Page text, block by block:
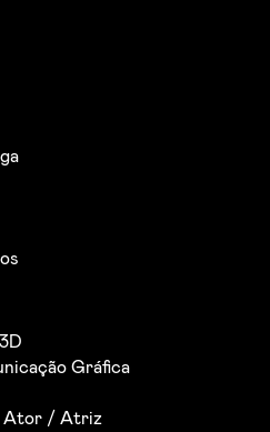
Gráfica
Ator / Atriz